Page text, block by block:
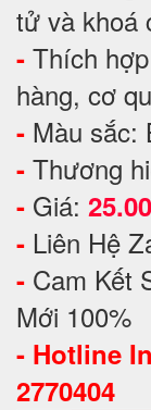
tử và khoá
- Thích
hàng, cơ
- Màu sắc:
- Thương
- Giá:
- Liên Hệ
- Cam Kết
Mới 100%
- Hotline
2770404